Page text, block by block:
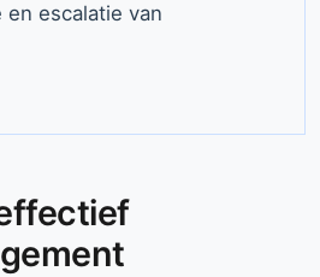
en escalatie van